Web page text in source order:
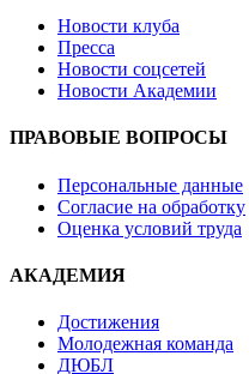
Новости клуба
Пресса
Новости соцсетей
Новости Академии
ПРАВОВЫЕ ВОПРОСЫ
Персональные данные
Согласие на обработку
Оценка условий труда
АКАДЕМИЯ
Достижения
Молодежная команда
ДЮБЛ